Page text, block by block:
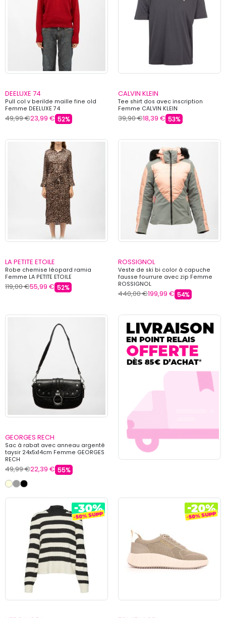
DEELUXE 74
Pull col v berilde maille fine old
Femme DEELUXE 74
49,99 €23,99 € 52%
CALVIN KLEIN
Tee shirt dos avec inscription
Femme CALVIN KLEIN
39,90 €18,39 € 53%
LA PETITE ETOILE
Robe chemise léopard ramia
Femme LA PETITE ETOILE
119,00 €55,99 € 52%
ROSSIGNOL
Veste de ski bi color à capuche
fausse fourrure avec zip Femme
ROSSIGNOL
440,00 €199,99 € 54%
GEORGES RECH
Sac à rabat avec anneau argenté
taysir 24x5x14cm Femme GEORGES
RECH
49,99 €22,39 € 55%